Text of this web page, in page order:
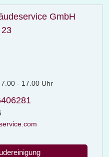
GmbH
- 17.00 Uhr